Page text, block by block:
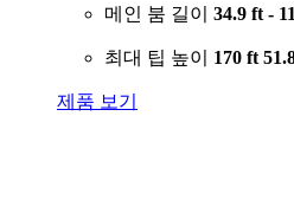
메인 붐 길이 34.9 ft -
최대 팁 높이 170 ft
제품 보기